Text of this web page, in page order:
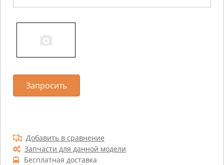
Добавить в сравнение
Запчасти для данной модели
Бесплатная доставка
Запросить